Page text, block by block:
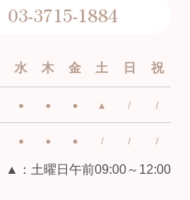
03-3715-1884
水 木 金 土 日 祝
● ● ● ▲ / /
● ● ● / / /
▲：土曜日午前09:00～12:00